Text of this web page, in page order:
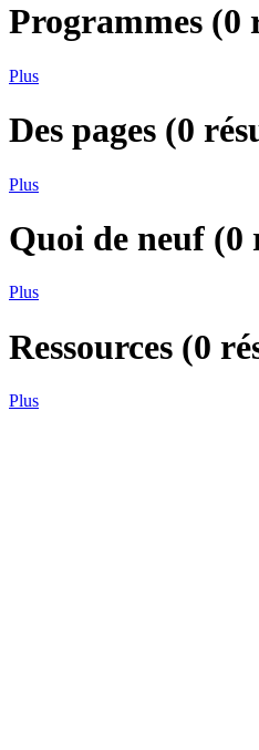
Programmes (0
Plus
Des pages (0
Plus
Quoi de neuf (0
Plus
Ressources (0
Plus